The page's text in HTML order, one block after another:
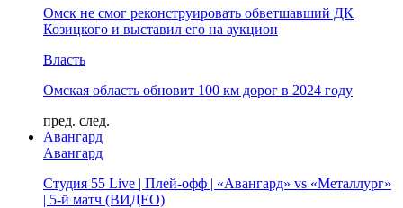
Омск не смог реконструировать обветшавший ДК
Козицкого и выставил его на аукцион
Власть
Омская область обновит 100 км дорог в 2024 году
пред. след.
Авангард
Авангард
Студия 55 Live | Плей-офф | «Авангард» vs «Металлург»
| 5-й матч (ВИДЕО)